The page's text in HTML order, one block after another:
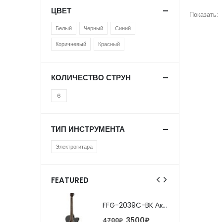
Показать:
ЦВЕТ
Белый Черный
Синий
Коричневый
Красный
КОЛИЧЕСТВО СТРУН
6
ТИП ИНСТРУМЕНТА
Электрогитара
FEATURED
FFG-2039C-BK Акустическая гитара, черная, Foix
4700₽